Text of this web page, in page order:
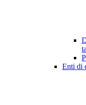
Enti di